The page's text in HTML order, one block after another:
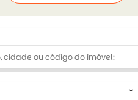
keyboard_arrow_down